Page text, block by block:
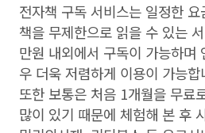
전자책 구독 서비스는 일정한
책을 무제한으로 읽을 수 있는
만원 내외에서 구독이 가능하며
우 더욱 저렴하게 이용이 가능합
또한 보통은 처음 1개월을 무료
많이 있기 때문에 체험해 본 후